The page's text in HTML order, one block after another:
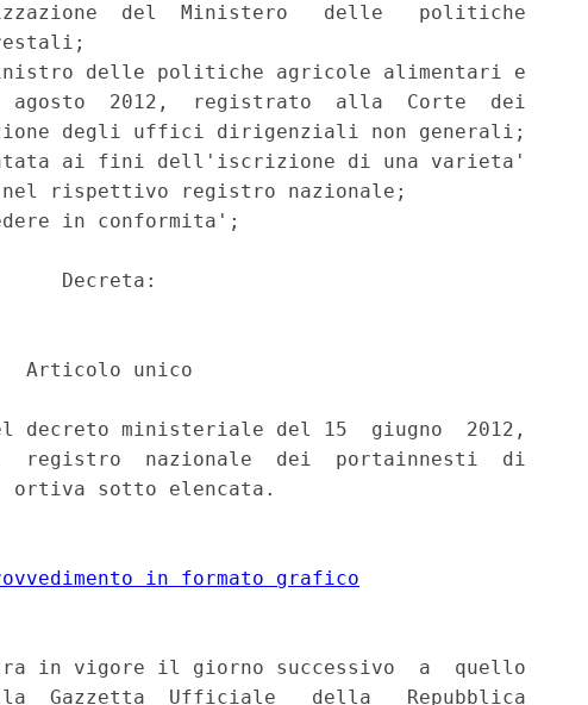
del  Ministero   delle   politiche
delle politiche agricole alimentari e
agosto  2012,  registrato  alla  Corte  dei
degli uffici dirigenziali non generali;
ai fini dell'iscrizione di una varieta'
nel rispettivo registro nazionale;
in conformita';
Decreta:
Articolo unico
decreto ministeriale del 15  giugno  2012,
registro  nazionale  dei  portainnesti  di
sotto elencata.
in formato grafico
in vigore il giorno successivo  a  quello
Gazzetta  Ufficiale   della   Repubblica